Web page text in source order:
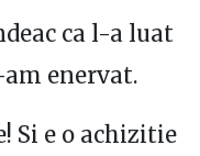
ca l-a luat
am enervat.
Si e o achizitie